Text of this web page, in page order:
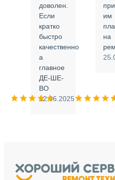
доволен.
Если
кратко
быстро
качественно
а
главное
ДЕ-ШЕ-
ВО
12.06.2025
им
на